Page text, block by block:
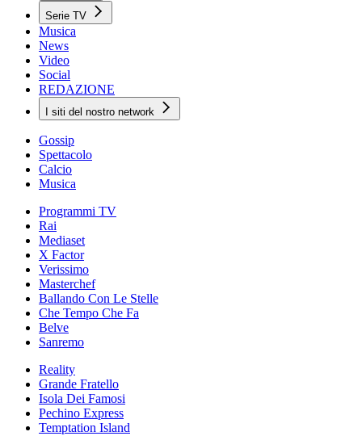
Serie TV
Musica
News
Video
Social
REDAZIONE
I siti del nostro network
Gossip
Spettacolo
Calcio
Musica
Programmi TV
Rai
Mediaset
X Factor
Verissimo
Masterchef
Ballando Con Le Stelle
Che Tempo Che Fa
Belve
Sanremo
Reality
Grande Fratello
Isola Dei Famosi
Pechino Express
Temptation Island